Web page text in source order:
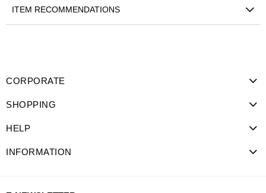
ITEM RECOMMENDATIONS
CORPORATE
SHOPPING
HELP
INFORMATION